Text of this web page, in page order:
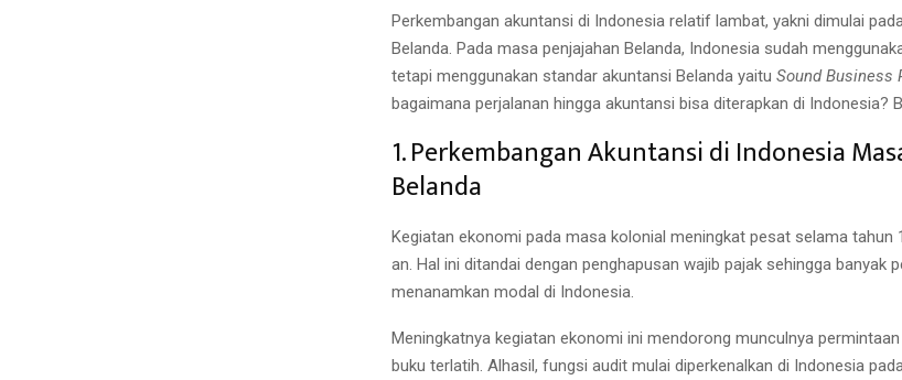
Perkembangan akuntansi di Indonesia relatif lambat, yakni dimulai
Belanda. Pada masa penjajahan Belanda, Indonesia sudah
tetapi menggunakan standar akuntansi Belanda yaitu Sound Business
bagaimana perjalanan hingga akuntansi bisa diterapkan di Indonesia?
1. Perkembangan Akuntansi di Indonesia
Belanda
Kegiatan ekonomi pada masa kolonial meningkat pesat selama tahun
an. Hal ini ditandai dengan penghapusan wajib pajak sehingga banyak
menanamkan modal di Indonesia.
Meningkatnya kegiatan ekonomi ini mendorong munculnya
buku terlatih. Alhasil, fungsi audit mulai diperkenalkan di Indonesia